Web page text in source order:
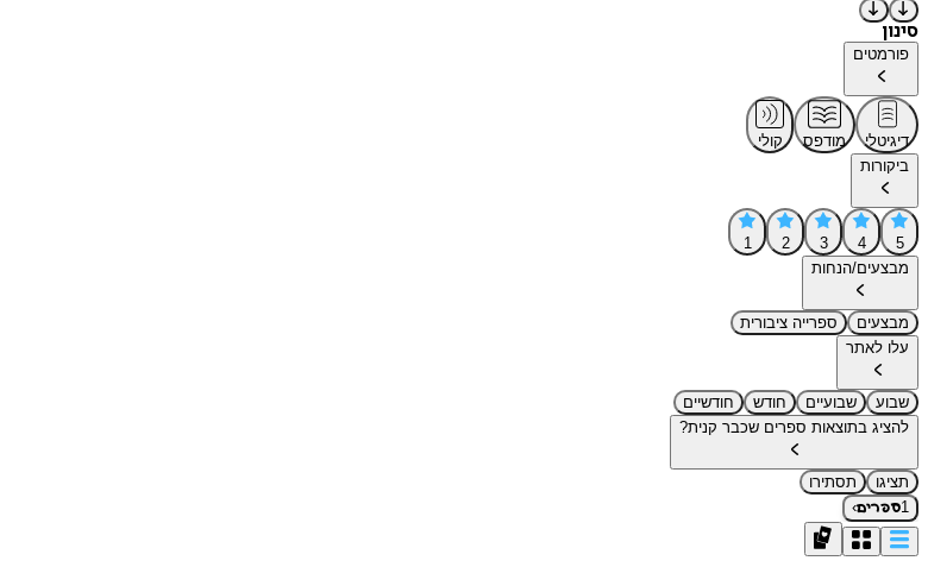
סינון
פורמטים
דיגיטלי מודפס
קולי
ביקורות
5
4
3
2
1
מבצעים/הנחות
מבצעים
ספרייה ציבורית
עלו לאתר
שבוע שבועיים חודש
חודשיים
להציג בתוצאות ספרים שכבר קנית?
תציגו
תסתירו
1ספרים›